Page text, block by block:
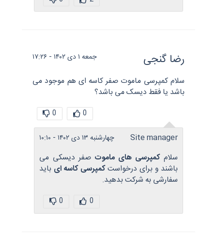
رضا گنجی جمعه ۱ دی ۱۴۰۲ - ۱۷:۲۶
سلام کمپرسی ماموت صفر کاسه ای هم موجود می
باشد یا فقط دیسک می باشد؟
Site manager چهارشنبه ۱۳ دی ۱۴۰۲ - ۱۰:۱۰
سلامکمپرسی های ماموتصفر دیسکی می
باشند و برای درخواستکمپرسی کاسه ایباید
سفارشی به شرکت بدهید.